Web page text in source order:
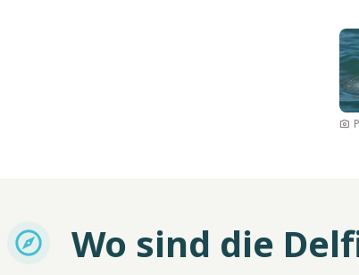
Imagem Wo sind die